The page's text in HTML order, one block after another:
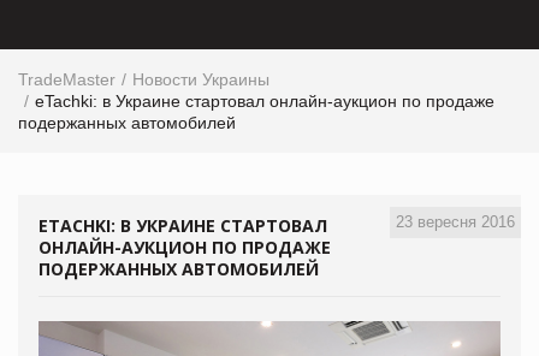
TradeMaster
Новости Украины
eTachki: в Украине стартовал онлайн-аукцион по продаже
подержанных автомобилей
23 вересня 2016
ETACHKI: В УКРАИНЕ СТАРТОВАЛ
ОНЛАЙН-АУКЦИОН ПО ПРОДАЖЕ
ПОДЕРЖАННЫХ АВТОМОБИЛЕЙ